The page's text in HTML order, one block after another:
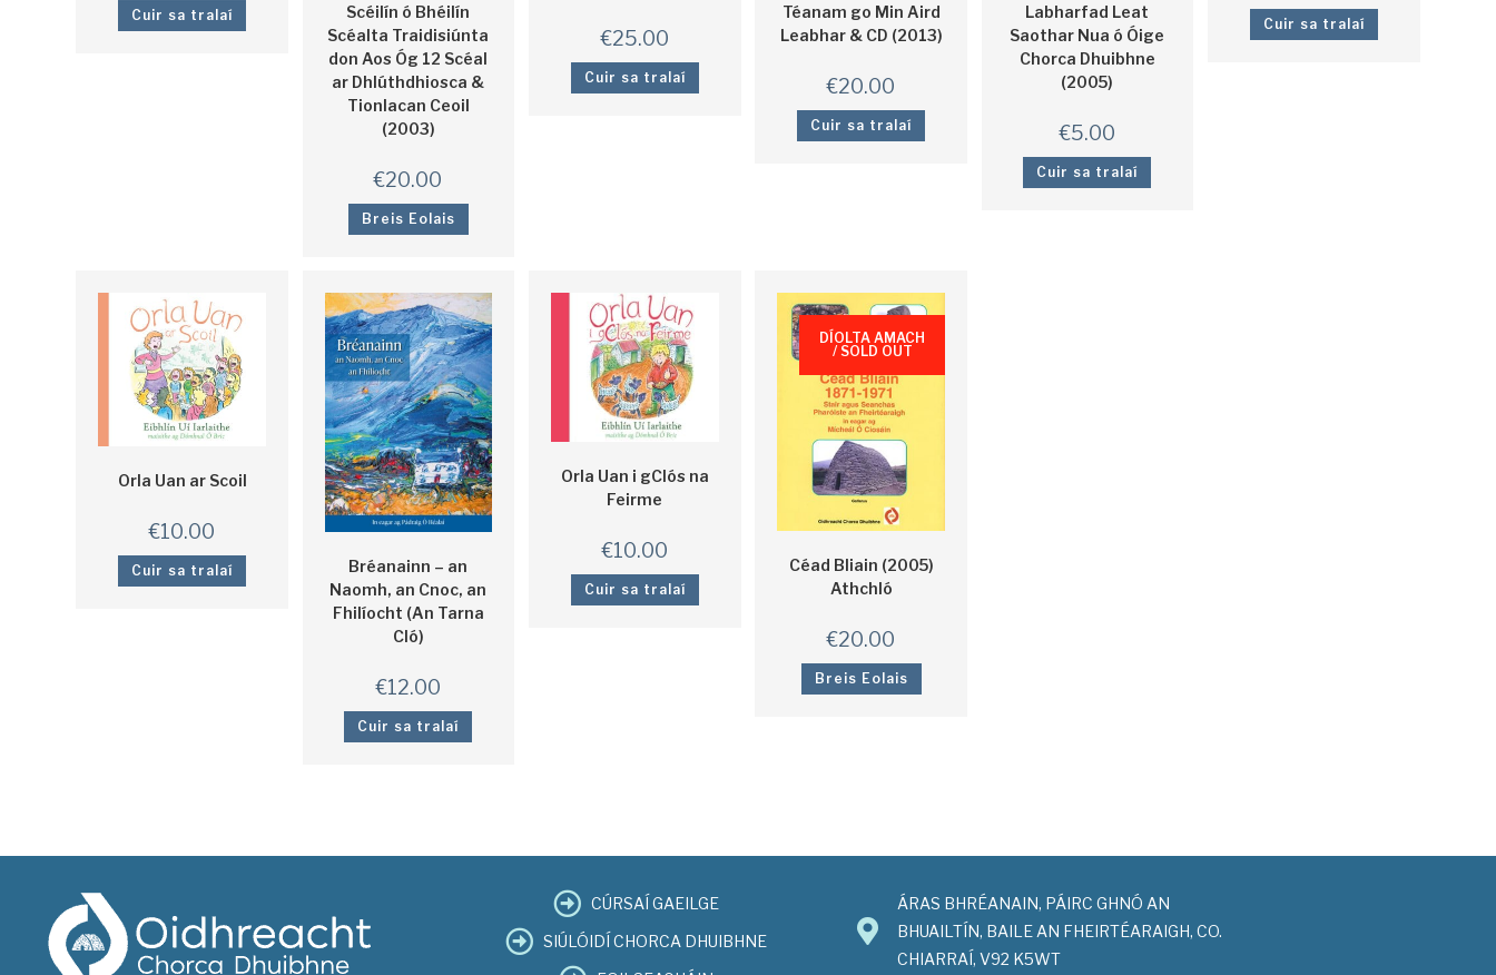
Cuir sa tralaí
Scéilín ó Bhéilín
Scéalta Traidisiúnta
don Aos Óg 12 Scéal
ar Dhlúthdhiosca &
Tionlacan Ceoil
(2003)
€20.00
Breis Eolais
€25.00
Cuir sa tralaí
Téanam go Min Aird
Leabhar & CD (2013)
€20.00
Cuir sa tralaí
Labharfad Leat
Saothar Nua ó Óige
Chorca Dhuibhne
(2005)
€5.00
Cuir sa tralaí
Cuir sa tralaí
Orla Uan ar Scoil
€10.00
Cuir sa tralaí
Bréanainn – an
Naomh, an Cnoc, an
Fhilíocht (An Tarna
Cló)
€12.00
Cuir sa tralaí
Orla Uan i gClós na
Feirme
€10.00
Cuir sa tralaí
DÍOLTA AMACH
/ SOLD OUT
Céad Bliain (2005)
Athchló
€20.00
Breis Eolais
CÚRSAÍ GAEILGE
SIÚLÓIDÍ CHORCA DHUIBHNE
ÁRAS BHRÉANAIN, PÁIRC GHNÓ AN
BHUAILTÍN, BAILE AN FHEIRTÉARAIGH, CO.
CHIARRAÍ, V92 K5WT